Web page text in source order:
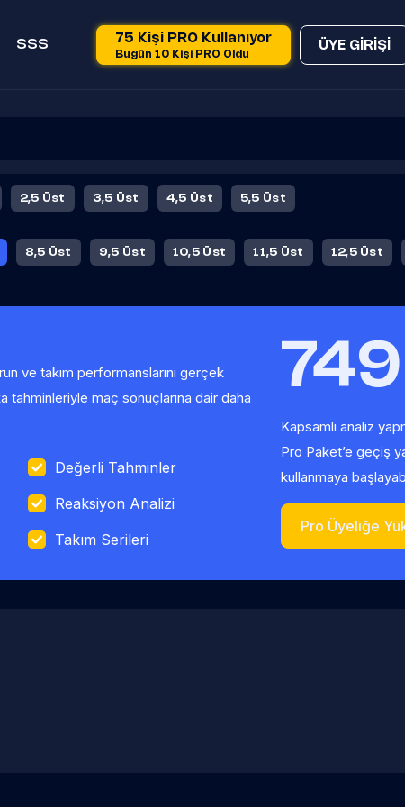
SSS 75 Kişi PRO Kullanıyor
Bugün 10 Kişi PRO Oldu
ÜYE GİRİŞİ
2,5 Üst 3,5 Üst 4,5 Üst 5,5 Üst
8,5 Üst 9,5 Üst 10,5 Üst 11,5 Üst 12,5 Üst
ve takım performanslarını gerçek
tahminleriyle maç sonuçlarına dair daha
Değerli Tahminler
Reaksiyon Analizi
Takım Serileri
749
Kapsamlı analiz
Pro Paket’e geçiş
kullanmaya
Pro Üyeliğe